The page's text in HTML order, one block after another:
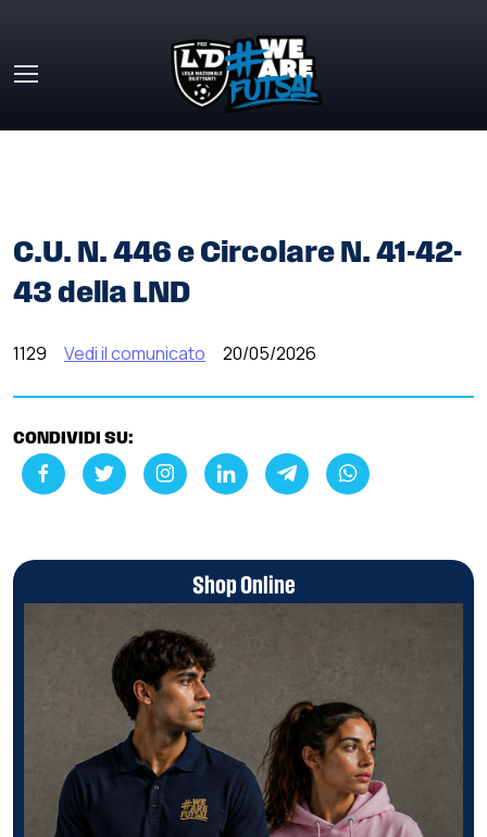
C.U. N. 446 e Circolare N. 41-42-
43 della LND
1129 Vedi il comunicato 20/05/2026
CONDIVIDI SU:
Shop Online